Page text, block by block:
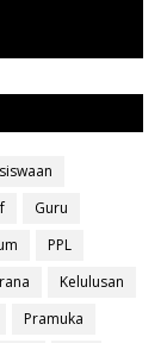
Guru
PPL
Kelulusan
Pramuka